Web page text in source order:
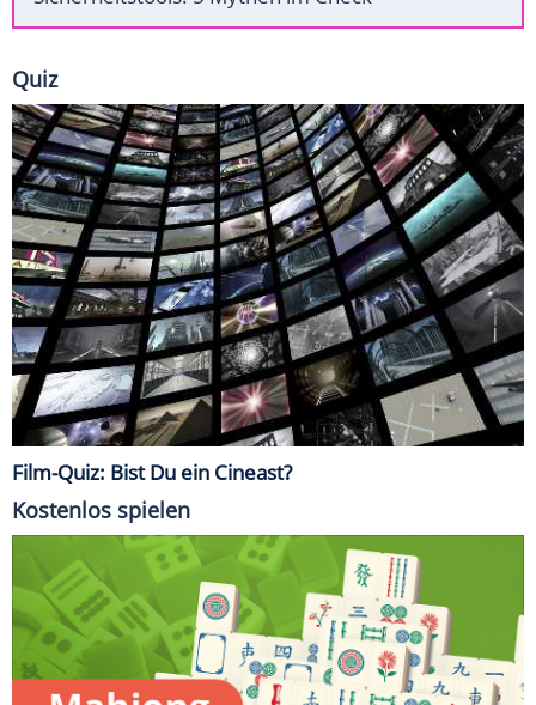
Quiz
Film-Quiz: Bist Du ein Cineast?
Kostenlos spielen